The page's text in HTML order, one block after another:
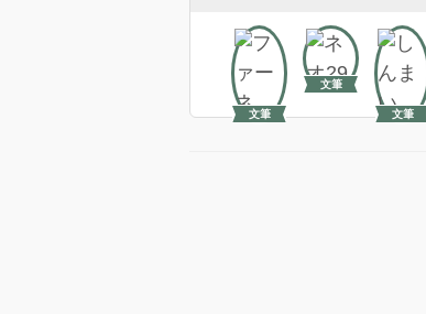
文筆
文筆
文筆